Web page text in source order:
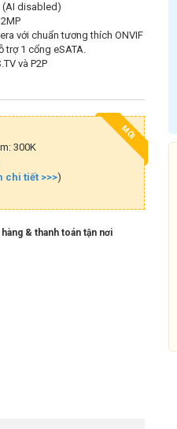
(AI disabled)
với chuẩn tương thích ONVIF
trợ 1 cổng eSATA.
và P2P
MỚI
300K
chi tiết >>>)
& thanh toán tận nơi